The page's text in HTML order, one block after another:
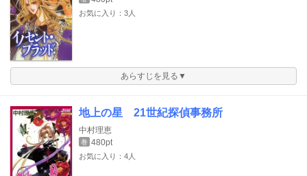
お気に入り：3人
あらすじを見る▼
地上の星 21世紀探偵事務所
中村理恵
巻 480pt
お気に入り：4人